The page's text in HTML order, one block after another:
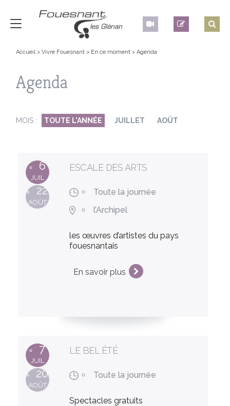
Accueil>Vivre Fouesnant > En ce moment >Agenda
Agenda
MOIS : TOUTE L'ANNÉE JUILLET AOÛT
6
JUIL
22
AOÛT
ESCALE DES ARTS
Toute la journée
l’Archipel
les œuvres d’artistes du pays
fouesnantais
En savoir plus
7
JUIL
20
AOÛT
LE BEL ÉTÉ
Toute la journée
Spectacles gratuits